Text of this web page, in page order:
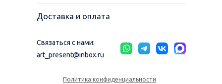
Политика конфиденциальности
Доставка и оплата
Связаться с нами:
art_present@inbox.ru